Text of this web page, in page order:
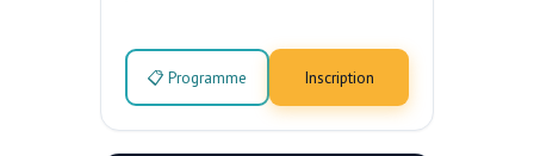
📋 Programme Inscription